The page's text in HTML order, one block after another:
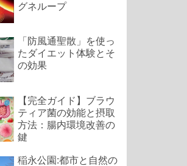
グネループ
「防風通聖散」を使っ
たダイエット体験とそ
の効果
【完全ガイド】ブラウ
ティア菌の効能と摂取
方法：腸内環境改善の
鍵
稲永公園:都市と自然の